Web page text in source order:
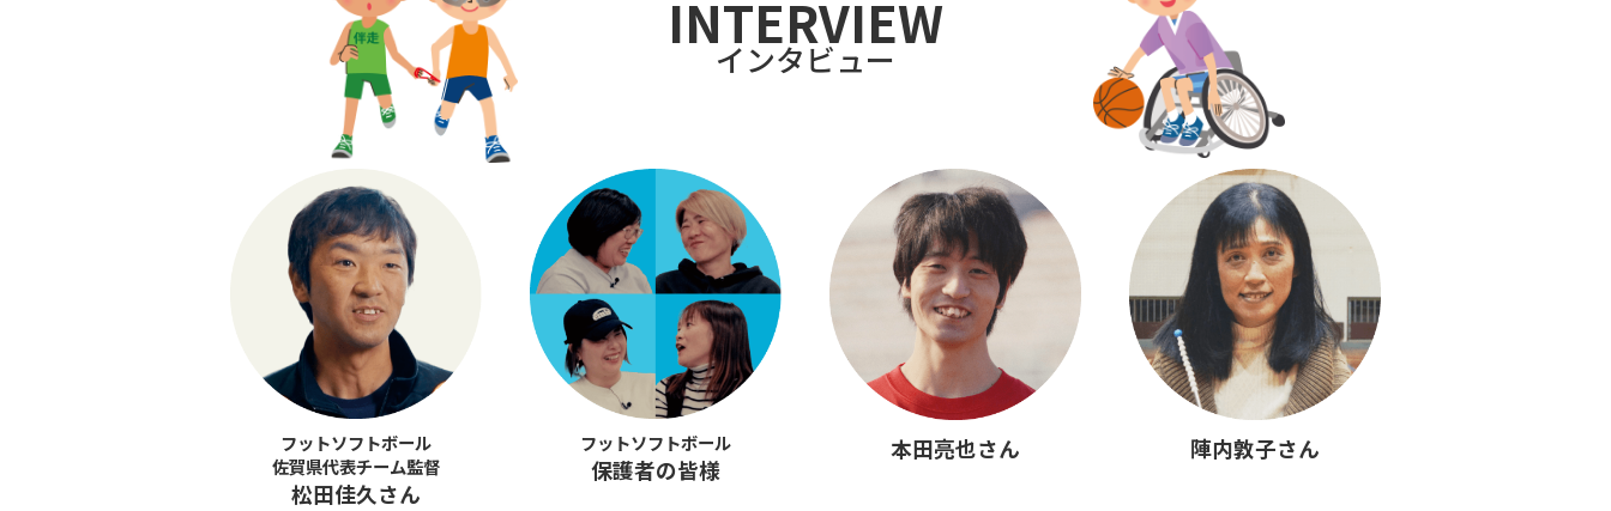
INTERVIEW
インタビュー
フットソフトボール
佐賀県代表チーム監督
松田佳久さん
フットソフトボール
保護者の皆様
本田亮也さん 陣内敦子さん